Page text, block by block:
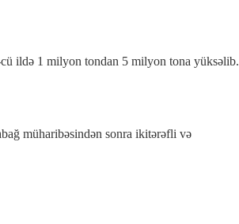
ildə 1 milyon tondan 5 milyon tona yüksəlib.
müharibəsindən sonra ikitərəfli və